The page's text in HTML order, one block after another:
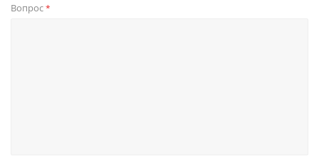
Вопрос*